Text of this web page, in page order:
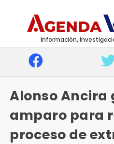
Información,
Alonso Ancira
amparo para
proceso de